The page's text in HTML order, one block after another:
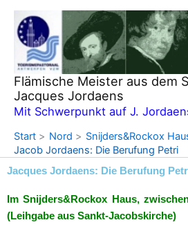
Zum
Inhalt
springen
Flämische Meister aus dem
Jacques Jordaens
Mit Schwerpunkt auf J.
Start Nord
Snijders&Rockox
Jacob Jordaens: Die Berufung Petri
Jacques Jordaens: Die Berufung
Im Snijders&Rockox Haus,
(Leihgabe aus Sankt-Jacobskirche)